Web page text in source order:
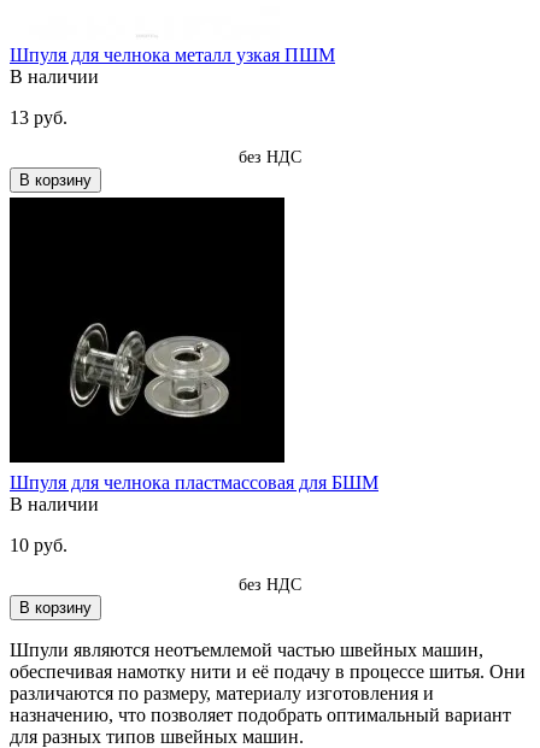
Шпуля для челнока металл узкая ПШМ
В наличии
13 руб.
без НДС
В корзину
Шпуля для челнока пластмассовая для БШМ
В наличии
10 руб.
без НДС
В корзину
Шпули являются неотъемлемой частью швейных машин,
обеспечивая намотку нити и её подачу в процессе шитья. Они
различаются по размеру, материалу изготовления и
назначению, что позволяет подобрать оптимальный вариант
для разных типов швейных машин.